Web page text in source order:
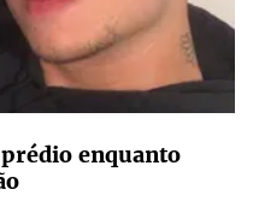
enquanto